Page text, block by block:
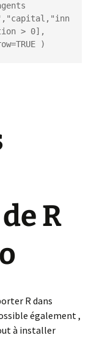
> 0],
R
R dans
également ,
à installer